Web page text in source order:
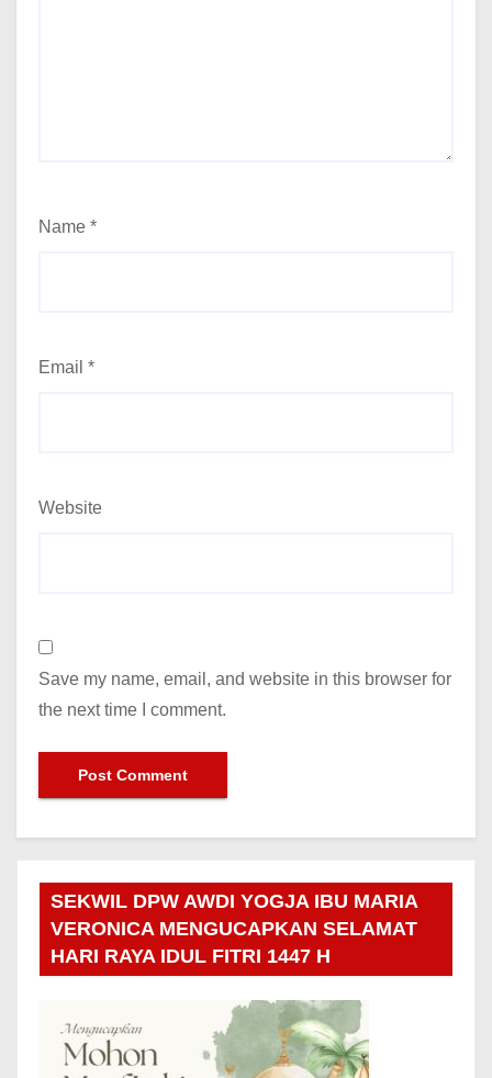
Name *
Email *
Website
Save my name, email, and website in this browser for
the next time I comment.
SEKWIL DPW AWDI YOGJA IBU MARIA
VERONICA MENGUCAPKAN SELAMAT
HARI RAYA IDUL FITRI 1447 H